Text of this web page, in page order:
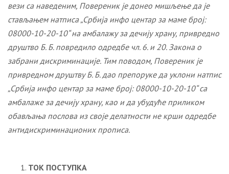
вези са наведеним, Повереник је донео мишљење да је
стављањем натписа „Србија инфо центар за маме број:
08000-10-20-10“ на амбалажу за дечију храну, привредно
друштво Б. Б. повредило одредбе чл. 6. и 20. Закона о
забрани дискриминације. Тим поводом, Повереник је
привредном друштву Б. Б. дао препоруке да уклони натпис
„Србија инфо центар за маме број: 08000-10-20-10“ са
амбалаже за дечију храну, као и да убудуће приликом
обављања послова из своје делатности не крши одредбе
антидискриминационих прописа.
ТОК ПОСТУПКА